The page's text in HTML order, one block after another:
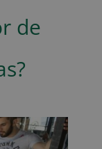
de